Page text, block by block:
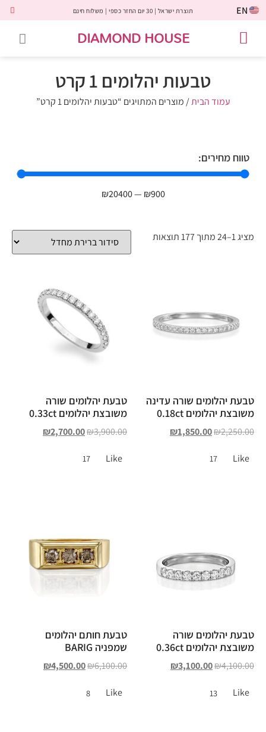
EN תוצרת ישראל | 30 יום החזר כספי | משלוח חינם
DIAMOND HOUSE
טבעות יהלומים 1 קרט
עמוד הבית/ מוצרים המתויגים “טבעות יהלומים 1 קרט”
טווח מחירים:
₪900
—
₪20400
מציג 1–24 מתוך 177 תוצאות
טבעת יהלומים שורה עדינה
משובצת יהלומים 0.18ct
₪2,250.00
₪1,850.00
Like
17
טבעת יהלומים שורה
משובצת יהלומים 0.33ct
₪3,900.00
₪2,700.00
Like
17
טבעת יהלומים שורה
משובצת יהלומים 0.36ct
₪4,100.00
₪3,100.00
Like
13
טבעת חותם יהלומים
שמפניה BARIG
₪6,100.00
₪4,500.00
Like
8